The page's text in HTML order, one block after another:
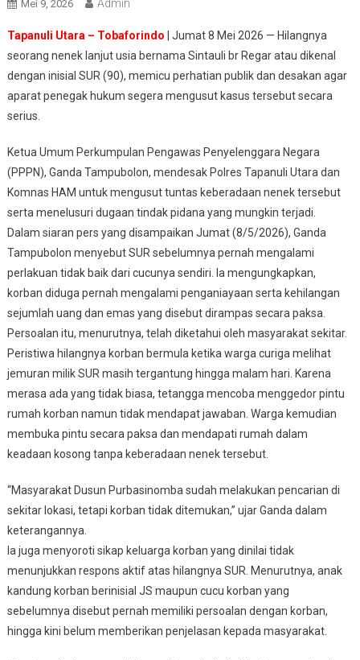
Mei 9, 2026 Admin
Tapanuli Utara – Tobaforindo | Jumat 8 Mei 2026 — Hilangnya
seorang nenek lanjut usia bernama Sintauli br Regar atau dikenal
dengan inisial SUR (90), memicu perhatian publik dan desakan agar
aparat penegak hukum segera mengusut kasus tersebut secara
serius.
Ketua Umum Perkumpulan Pengawas Penyelenggara Negara
(PPPN), Ganda Tampubolon, mendesak Polres Tapanuli Utara dan
Komnas HAM untuk mengusut tuntas keberadaan nenek tersebut
serta menelusuri dugaan tindak pidana yang mungkin terjadi.
Dalam siaran pers yang disampaikan Jumat (8/5/2026), Ganda
Tampubolon menyebut SUR sebelumnya pernah mengalami
perlakuan tidak baik dari cucunya sendiri. Ia mengungkapkan,
korban diduga pernah mengalami penganiayaan serta kehilangan
sejumlah uang dan emas yang disebut dirampas secara paksa.
Persoalan itu, menurutnya, telah diketahui oleh masyarakat sekitar.
Peristiwa hilangnya korban bermula ketika warga curiga melihat
jemuran milik SUR masih tergantung hingga malam hari. Karena
merasa ada yang tidak biasa, tetangga mencoba menggedor pintu
rumah korban namun tidak mendapat jawaban. Warga kemudian
membuka pintu secara paksa dan mendapati rumah dalam
keadaan kosong tanpa keberadaan nenek tersebut.
“Masyarakat Dusun Purbasinomba sudah melakukan pencarian di
sekitar lokasi, tetapi korban tidak ditemukan,” ujar Ganda dalam
keterangannya.
Ia juga menyoroti sikap keluarga korban yang dinilai tidak
menunjukkan respons aktif atas hilangnya SUR. Menurutnya, anak
kandung korban berinisial JS maupun cucu korban yang
sebelumnya disebut pernah memiliki persoalan dengan korban,
hingga kini belum memberikan penjelasan kepada masyarakat.